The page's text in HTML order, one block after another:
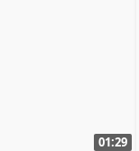
01:29